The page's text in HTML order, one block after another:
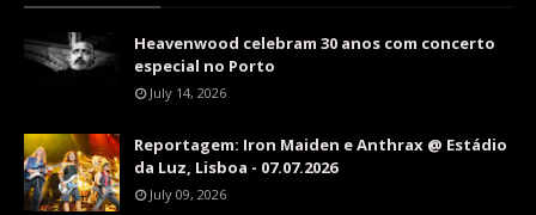
Heavenwood celebram 30 anos com concerto
especial no Porto
July 14, 2026
Reportagem: Iron Maiden e Anthrax @ Estádio
da Luz, Lisboa - 07.07.2026
July 09, 2026